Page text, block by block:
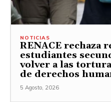
NOTICIAS
RENACE rechaza
estudiantes
volver a las
de derechos
5 Agosto, 2026